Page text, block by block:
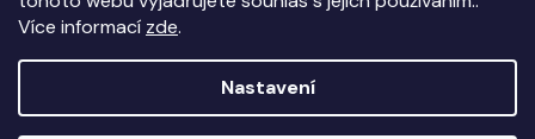
Více informací zde.
Nastavení
Vše o nákupu